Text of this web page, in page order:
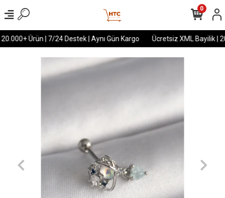
Ürün | 7/24 Destek | Aynı Gün Kargo Ücretsiz XML Bayilik |
0